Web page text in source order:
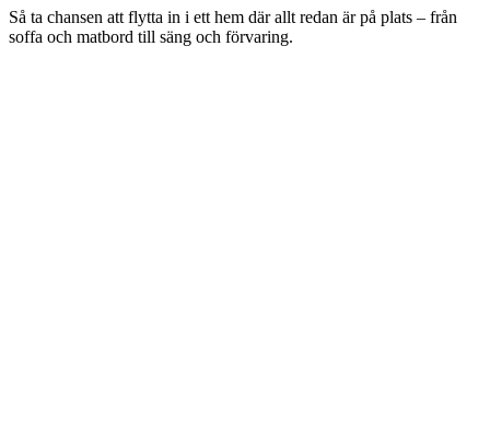
Så ta chansen att flytta in i ett hem där allt redan är på plats – från
soffa och matbord till säng och förvaring.